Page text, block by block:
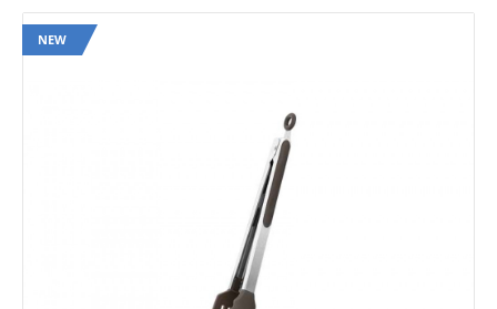
NEW